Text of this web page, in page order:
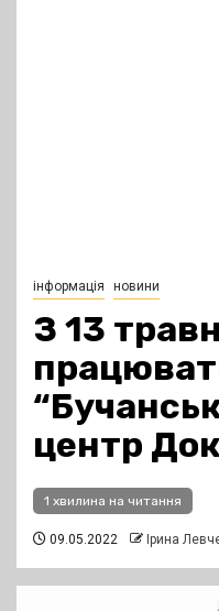
інформація новини
З 13
центр
1 хвилина на читання
09.05.2022 Ірина